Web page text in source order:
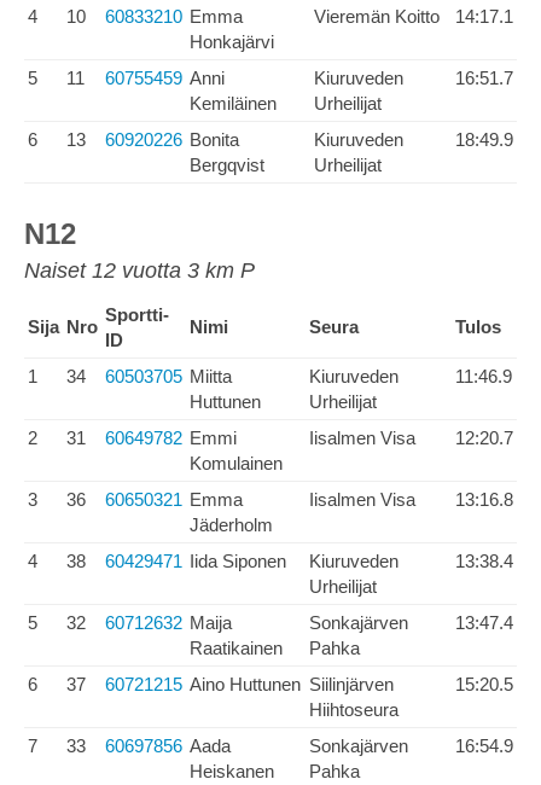
4
10 60833210 Emma
Honkajärvi
Vieremän Koitto 14:17.1
5 11 60755459 Anni
Kemiläinen
Kiuruveden
Urheilijat
16:51.7
6 13 60920226 Bonita
Bergqvist
Kiuruveden
Urheilijat
18:49.9
N12
Naiset 12 vuotta 3 km P
Sija Nro
Sportti-
ID
Nimi Seura Tulos
1 34 60503705 Miitta
Huttunen
Kiuruveden
Urheilijat
11:46.9
2 31 60649782 Emmi
Komulainen
Iisalmen Visa 12:20.7
3 36 60650321 Emma
Jäderholm
Iisalmen Visa 13:16.8
4 38 60429471 Iida Siponen
Kiuruveden
Urheilijat
13:38.4
5 32 60712632 Maija
Raatikainen
Sonkajärven
Pahka
13:47.4
6 37 60721215 Aino Huttunen Siilinjärven
Hiihtoseura
15:20.5
7 33 60697856 Aada
Heiskanen
Sonkajärven
Pahka
16:54.9